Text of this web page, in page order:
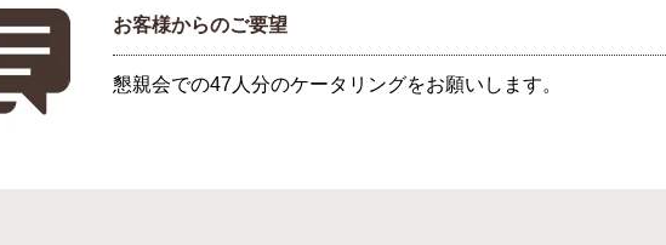
お客様からのご要望
懇親会での47人分のケータリングをお願いします。